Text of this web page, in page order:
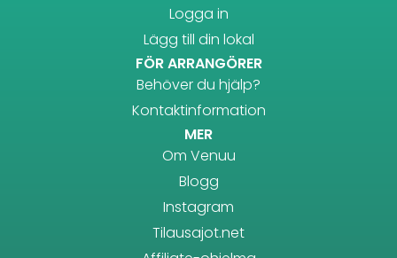
Logga in
Lägg till din lokal
FÖR ARRANGÖRER
Behöver du hjälp?
Kontaktinformation
MER
Om Venuu
Blogg
Instagram
Tilausajot.net